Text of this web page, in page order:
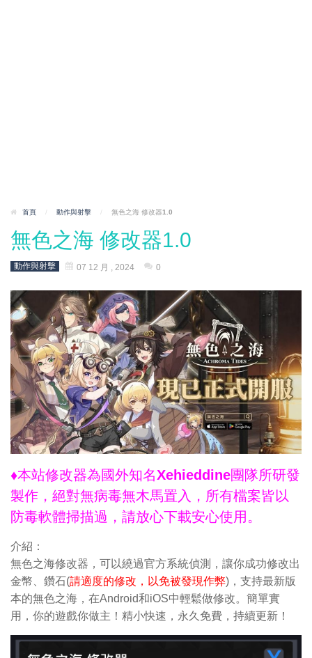
首頁 / 動作與射擊 / 無色之海 修改器1.0
無色之海 修改器1.0
動作與射擊 07 12 月 , 2024 0
♦本站修改器為國外知名Xehieddine團隊所研發
製作，絕對無病毒無木馬置入，所有檔案皆以
防毒軟體掃描過，請放心下載安心使用。
介紹：
無色之海修改器，可以繞過官方系統偵測，讓你成功修改出
金幣、鑽石(請適度的修改，以免被發現作弊)，支持最新版
本的無色之海，在Android和iOS中輕鬆做修改。簡單實
用，你的遊戲你做主！精小快速，永久免費，持續更新！